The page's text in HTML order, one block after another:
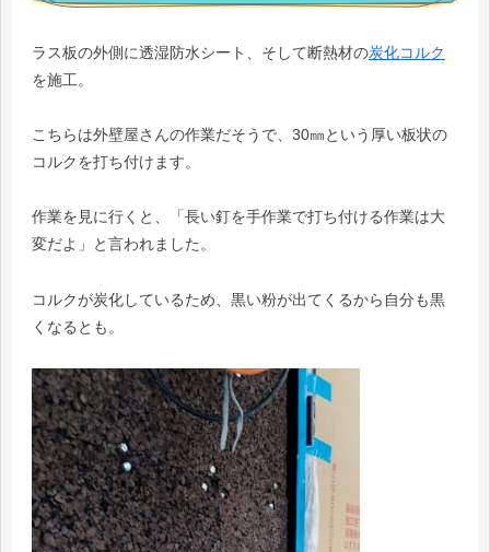
ラス板の外側に透湿防水シート、そして断熱材の炭化コルク
を施工。
こちらは外壁屋さんの作業だそうで、30㎜という厚い板状の
コルクを打ち付けます。
作業を見に行くと、「長い釘を手作業で打ち付ける作業は大
変だよ」と言われました。
コルクが炭化しているため、黒い粉が出てくるから自分も黒
くなるとも。